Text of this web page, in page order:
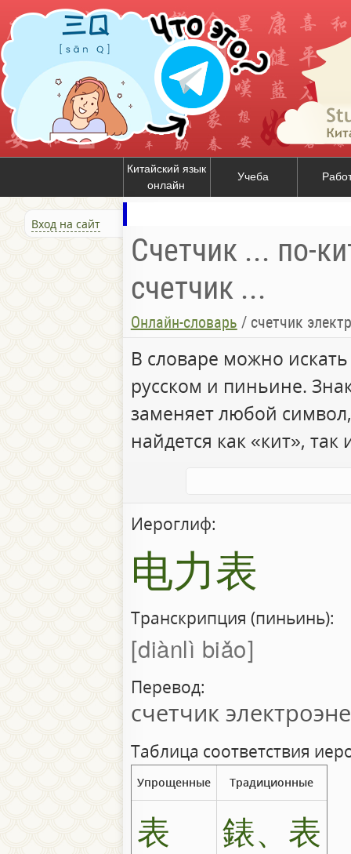
Китайский язык
онлайн
Учеба
Вход на сайт
Счетчик ... по-
счетчик ...
Онлайн-словарь / счетчик
В словаре можно
русском и пиньине.
заменяет любой
найдется как «кит», так
Иероглиф:
电力表
Транскрипция (пиньинь):
diànlì biǎo
Перевод:
счетчик
Таблица соответствия
Упрощенные Традиционные
表
錶、表